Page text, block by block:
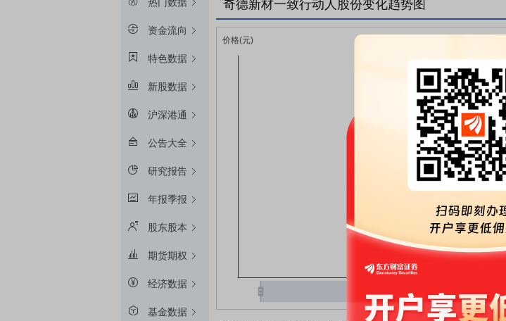
热门数据
资金流向
特色数据
新股数据
沪深港通
公告大全
研究报告
年报季报
股东股本
期货期权
经济数据
基金数据
奇德新材一致行动人股份变化趋势图